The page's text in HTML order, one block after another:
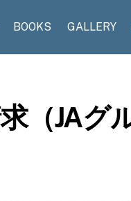
BOOKS GALLERY
（JAグ